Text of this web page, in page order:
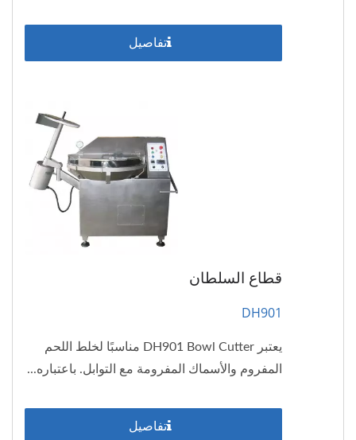
تفاصيل
قطاع السلطان
DH901
يعتبر DH901 Bowl Cutter مناسبًا لخلط اللحم
المفروم والأسماك المفرومة مع التوابل. باعتباره...
تفاصيل